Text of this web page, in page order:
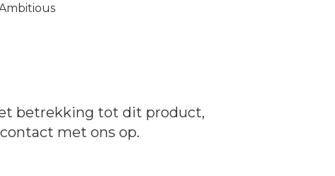
betrekking tot dit product,
contact met ons op.